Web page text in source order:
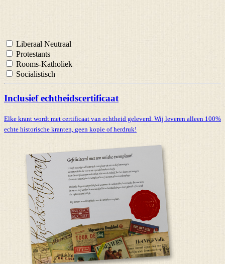
Liberaal Neutraal
Protestants
Rooms-Katholiek
Socialistisch
Inclusief echtheidscertificaat
Elke krant wordt met certificaat van echtheid geleverd. Wij leveren alleen 100%
echte historische kranten, geen kopie of herdruk!